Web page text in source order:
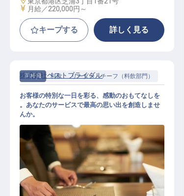
給与
月給／220,000円～
キープする 詳しく見る
正社員 料飲 リーダー・チーフ（料飲部門）
株式会社ベストブライダル
お客様の特別な一日を彩る、感動のおもてなしを
。あなたのサービスで最高の思い出を創造しませ
んか。